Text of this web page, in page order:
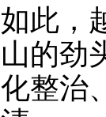
如此，
山的劲
化整治